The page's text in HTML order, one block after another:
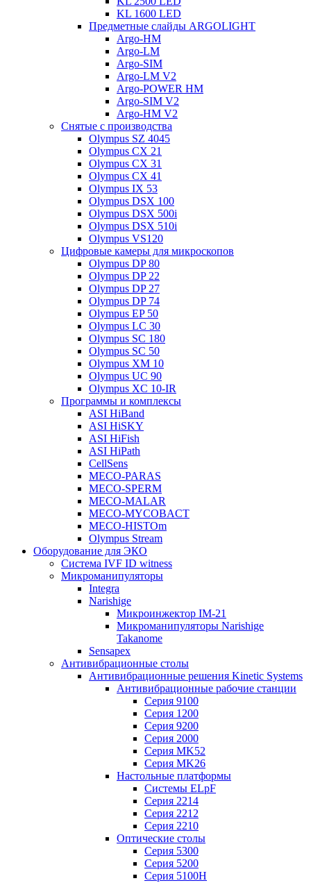
KL 1600 LED
Предметные слайды ARGOLIGHT
Argo-HM
Argo-LM
Argo-SIM
Argo-LM V2
Argo-POWER HM
Argo-SIM V2
Argo-HM V2
Снятые с производства
Olympus SZ 4045
Olympus CX 21
Olympus CX 31
Olympus CX 41
Olympus IX 53
Olympus DSX 100
Olympus DSX 500i
Olympus DSX 510i
Olympus VS120
Цифровые камеры для микроскопов
Olympus DP 80
Olympus DP 22
Olympus DP 27
Olympus DP 74
Olympus EP 50
Olympus LC 30
Olympus SC 180
Olympus SC 50
Olympus XM 10
Olympus UC 90
Olympus XC 10-IR
Программы и комплексы
ASI HiBand
ASI HiSKY
ASI HiFish
ASI HiPath
CellSens
MECO-PARAS
MECO-SPERM
MECO-MALAR
MECO-MYCOBACT
MECO-HISTOm
Olympus Stream
Оборудование для ЭКО
Система IVF ID witness
Микроманипуляторы
Integra
Narishige
Микроинжектор IM-21
Микроманипуляторы Narishige
Takanome
Sensapex
Антивибрационные столы
Антивибрационные решения Kinetic Systems
Антивибрационные рабочие станции
Серия 9100
Серия 1200
Серия 9200
Серия 2000
Серия MK52
Серия MK26
Настольные платформы
Системы ELpF
Серия 2214
Серия 2212
Серия 2210
Оптические столы
Серия 5300
Серия 5200
Серия 5100H